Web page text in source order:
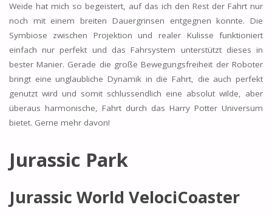
Weide hat mich so begeistert, auf das ich den Rest der Fahrt nur
noch mit einem breiten Dauergrinsen entgegnen konnte. Die
Symbiose zwischen Projektion und realer Kulisse funktioniert
einfach nur perfekt und das Fahrsystem unterstützt dieses in
bester Manier. Gerade die große Bewegungsfreiheit der Roboter
bringt eine unglaubliche Dynamik in die Fahrt, die auch perfekt
genutzt wird und somit schlussendlich eine absolut wilde, aber
überaus harmonische, Fahrt durch das Harry Potter Universum
bietet. Gerne mehr davon!
Jurassic Park
Jurassic World VelociCoaster